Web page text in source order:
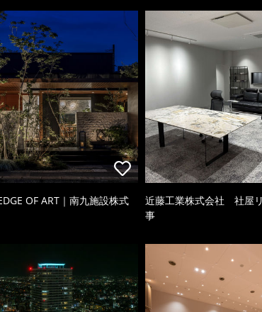
OF ART｜南九施設株式
近藤工業株式会社 社屋
事